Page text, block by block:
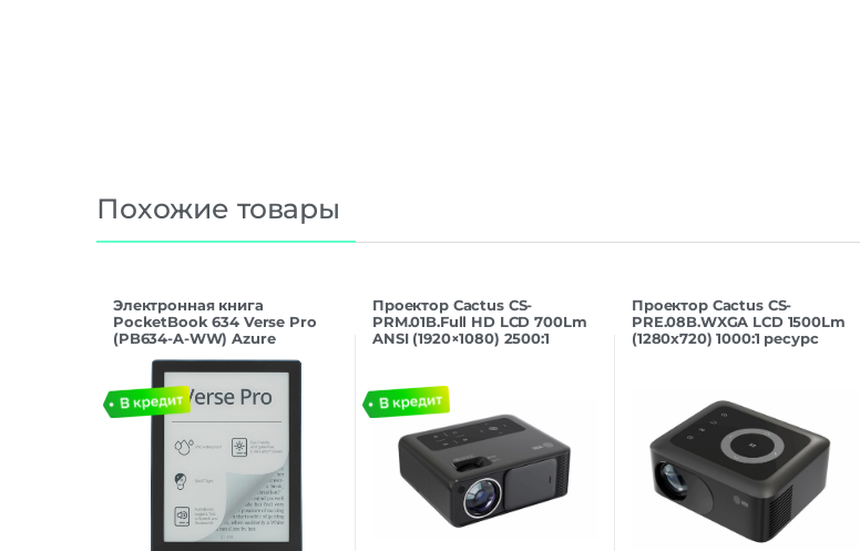
Похожие товары
Электронная книга
PocketBook 634 Verse Pro
(PB634-A-WW) Azure
Проектор Cactus CS-
PRM.01B.Full HD LCD 700Lm
ANSI (1920×1080) 2500:1
Проектор Cactus CS-
PRE.08B.WXGA LCD 1500Lm
(1280х720) 1000:1 ресурс